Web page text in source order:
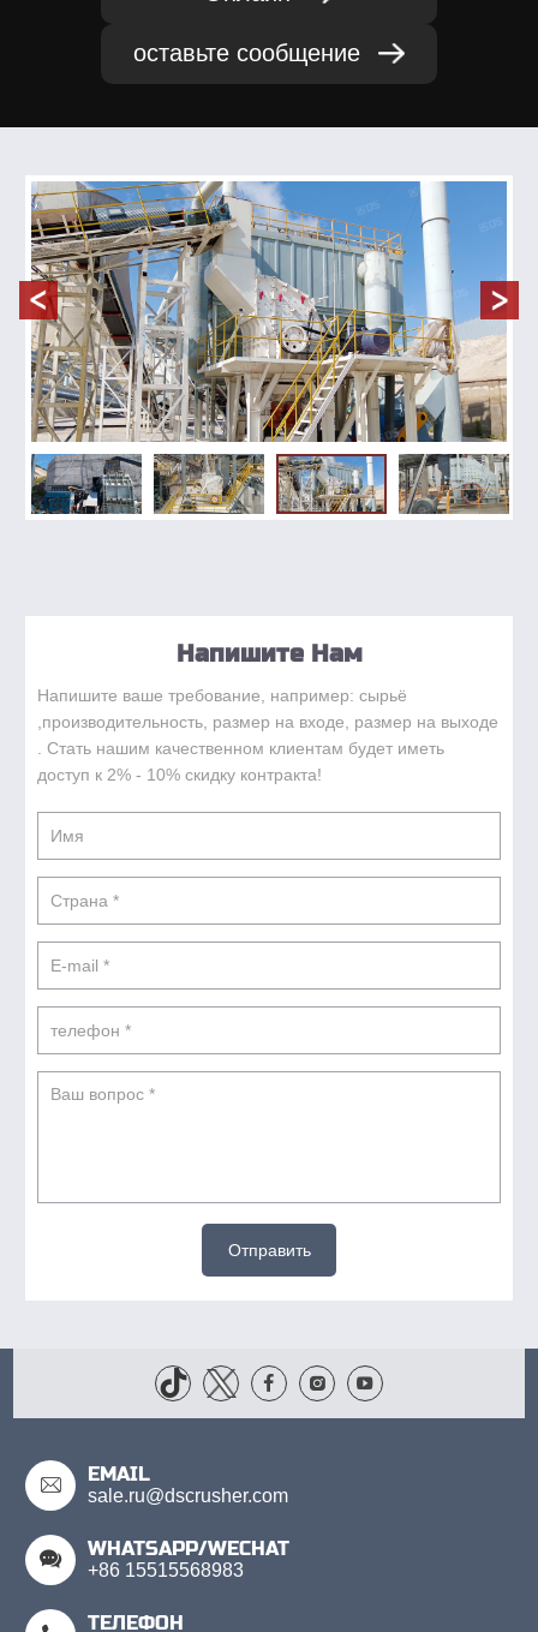
оставьте сообщение
Previous
Напишите Нам
Напишите ваше требование, например: сырьё
,производительность, размер на входе, размер на выходе
. Стать нашим качественном клиентам будет иметь
доступ к 2% - 10% скидку контракта!
Отправить
EMAIL
sale.ru@dscrusher.com
WHATSAPP/WECHAT
+86 15515568983
ТЕЛЕФОН